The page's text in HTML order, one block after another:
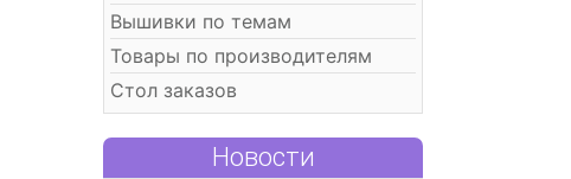
Вышивки по темам
Товары по производителям
Стол заказов
Новости